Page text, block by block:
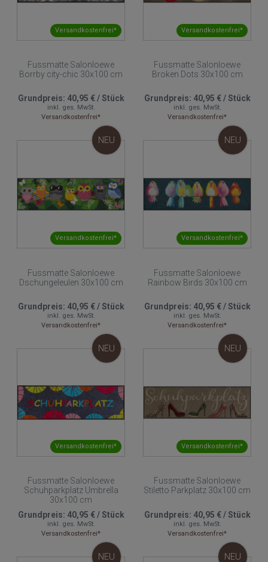
Versandkostenfrei*
Fussmatte Salonloewe
Borrby city-chic 30x100 cm
Grundpreis: 40,95 €/Stück
inkl. ges. MwSt.
Versandkostenfrei*
Versandkostenfrei*
Fussmatte Salonloewe
Broken Dots 30x100 cm
Grundpreis: 40,95 €/Stück
inkl. ges. MwSt.
Versandkostenfrei*
Versandkostenfrei*
NEU
Fussmatte Salonloewe
Dschungeleulen 30x100 cm
Grundpreis: 40,95 €/Stück
inkl. ges. MwSt.
Versandkostenfrei*
Versandkostenfrei*
NEU
Fussmatte Salonloewe
Rainbow Birds 30x100 cm
Grundpreis: 40,95 €/Stück
inkl. ges. MwSt.
Versandkostenfrei*
Versandkostenfrei*
NEU
Fussmatte Salonloewe
Schuhparkplatz Umbrella
30x100 cm
Grundpreis: 40,95 €/Stück
inkl. ges. MwSt.
Versandkostenfrei*
Versandkostenfrei*
NEU
Fussmatte Salonloewe
Stiletto Parkplatz 30x100 cm
Grundpreis: 40,95 €/Stück
inkl. ges. MwSt.
Versandkostenfrei*
NEU NEU